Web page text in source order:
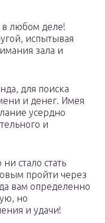
в любом деле!
испытывая
зала и
для поиска
и денег. Имея
усердно
и
стало стать
пройти через
вам определенно
но
и удачи!